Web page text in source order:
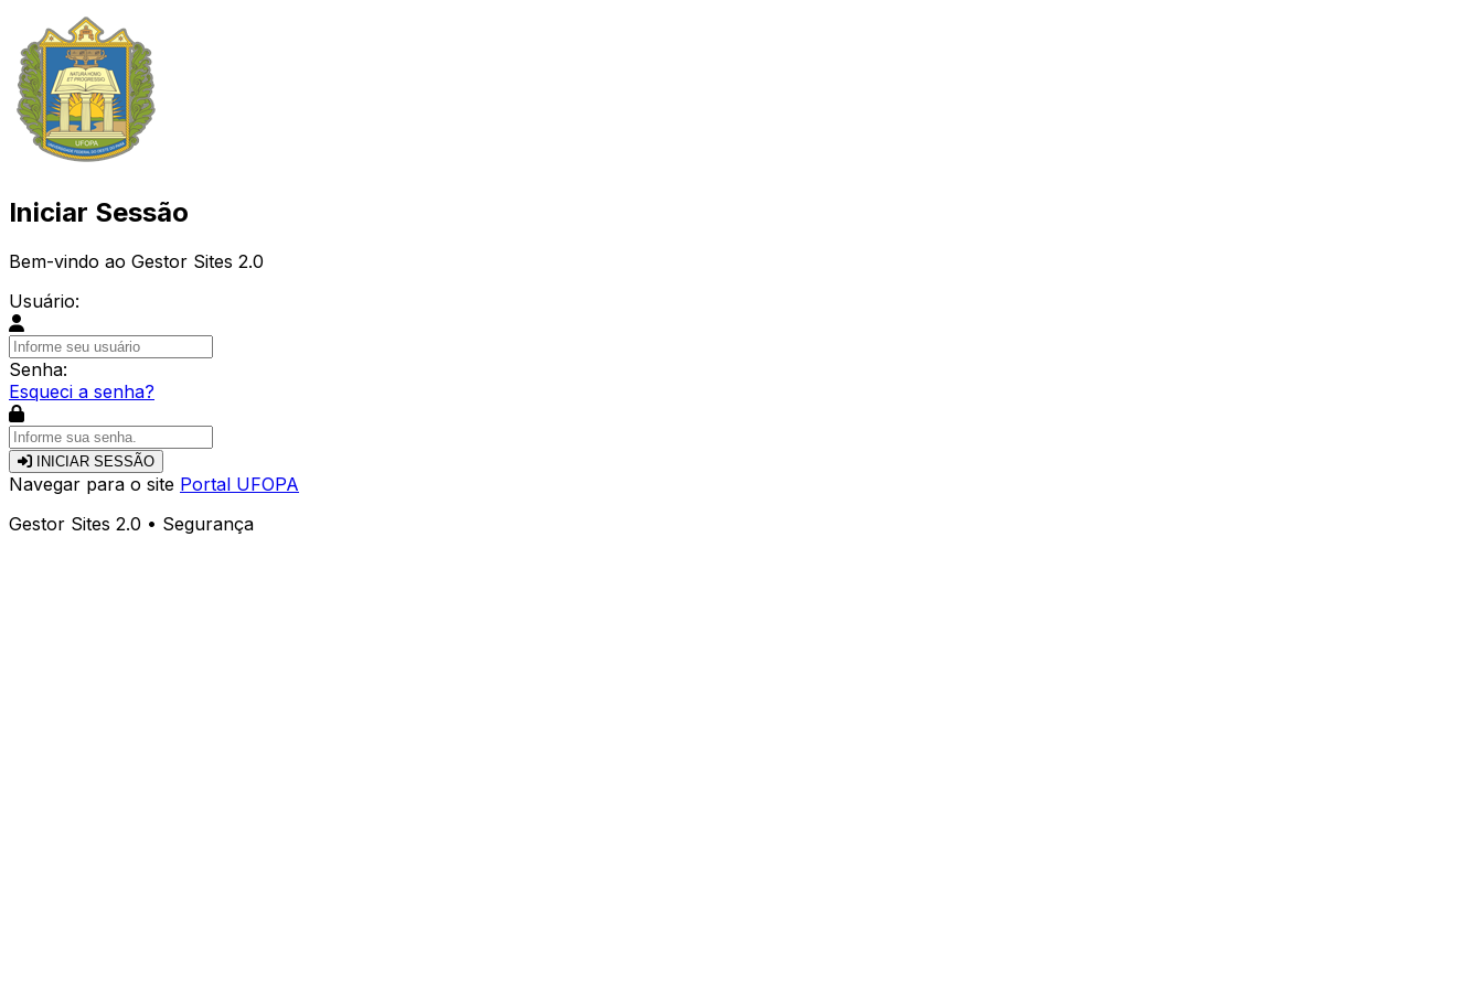
Iniciar Sessão
Bem-vindo ao Gestor Sites 2.0
Usuário:
Senha:
Esqueci a senha?
INICIAR SESSÃO
Navegar para o site Portal UFOPA
Gestor Sites 2.0 • Segurança